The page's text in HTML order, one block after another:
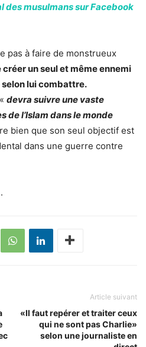
des musulmans sur Facebook
pas à faire de monstrueux
un seul et même ennemi
selon lui combattre.
devra suivre une vaste
de l’Islam dans le monde
bien que son seul objectif est
dans une guerre contre
.
Article suivant
«Il faut repérer et traiter ceux
qui ne sont pas Charlie»
selon une journaliste en